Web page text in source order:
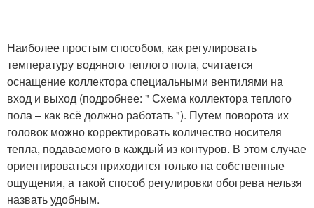
Наиболее простым способом, как регулировать
температуру водяного теплого пола, считается
оснащение коллектора специальными вентилями на
вход и выход (подробнее: " Схема коллектора теплого
пола – как всё должно работать "). Путем поворота их
головок можно корректировать количество носителя
тепла, подаваемого в каждый из контуров. В этом случае
ориентироваться приходится только на собственные
ощущения, а такой способ регулировки обогрева нельзя
назвать удобным.